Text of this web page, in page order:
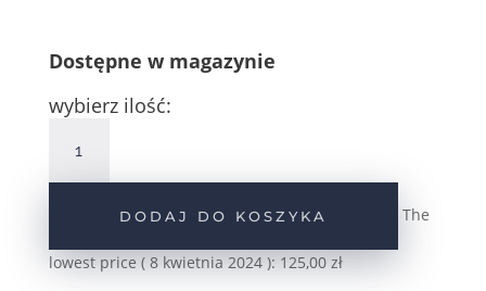
Dostępne w magazynie
wybierz ilość:
Srebrny
naszyjnik
pr.925
DODAJ DO KOSZYKA The
lowest price (8 kwietnia 2024): 125,00 zł